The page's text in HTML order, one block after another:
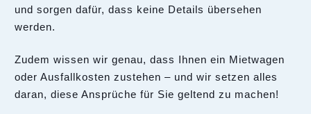
und sorgen dafür, dass keine Details übersehen
werden.
Zudem wissen wir genau, dass Ihnen ein Mietwagen
oder Ausfallkosten zustehen – und wir setzen alles
daran, diese Ansprüche für Sie geltend zu machen!